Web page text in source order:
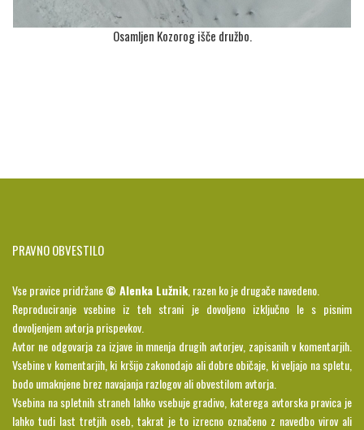
Osamljen Kozorog išče družbo.
PRAVNO OBVESTILO
Vse pravice pridržane© Alenka Lužnik, razen ko je drugače navedeno.
Reproduciranje vsebine iz teh strani je dovoljeno izključno le s pisnim
dovoljenjem avtorja prispevkov.
Avtor ne odgovarja za izjave in mnenja drugih avtorjev, zapisanih v komentarjih.
Vsebine v komentarjih, ki kršijo zakonodajo ali dobre običaje, ki veljajo na spletu,
bodo umaknjene brez navajanja razlogov ali obvestilom avtorja.
Vsebina na spletnih straneh lahko vsebuje gradivo, katerega avtorska pravica je
lahko tudi last tretjih oseb, takrat je to izrecno označeno z navedbo virov ali